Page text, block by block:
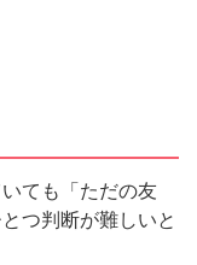
ても「ただの友
つ判断が難しいと